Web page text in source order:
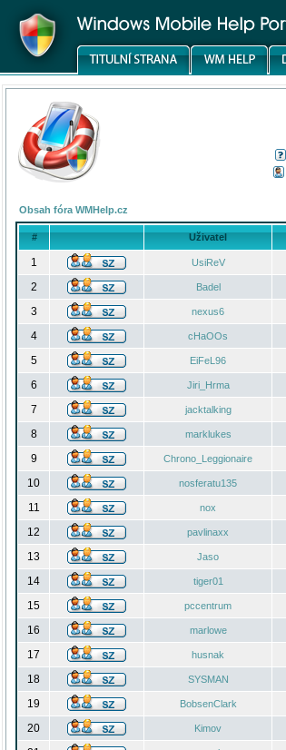
Obsah fóra WMHelp.cz
# Uživatel
1 UsiReV
2
Badel
3
nexus6
4
cHaOOs
5
EiFeL96
6
Jiri_Hrma
7
jacktalking
8
marklukes
9
Chrono_Leggionaire
10
nosferatu135
11
nox
12
pavlinaxx
13
Jaso
14
tiger01
15
pccentrum
16
marlowe
17
husnak
18
SYSMAN
19
BobsenClark
20
Kimov